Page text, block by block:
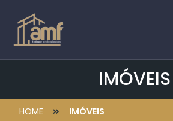
IMÓVEIS
HOME IMÓVEIS